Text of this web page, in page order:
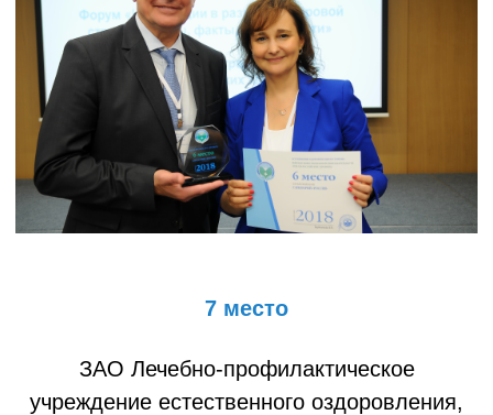
7 место
ЗАО Лечебно-профилактическое
учреждение естественного оздоровления,